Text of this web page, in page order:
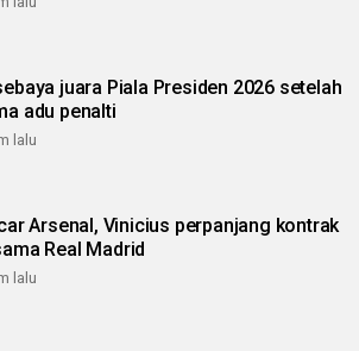
juara Piala Presiden 2026 setelah
adu penalti
lalu
Vinicius perpanjang kontrak
Real Madrid
lalu